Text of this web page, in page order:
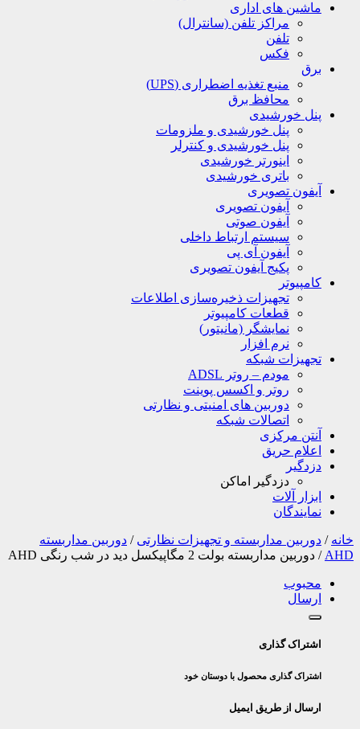
ماشین های اداری
مراکز تلفن (سانترال)
تلفن
فکس
برق
منبع تغذیه اضطراری (UPS)
محافظ برق
پنل خورشیدی
پنل خورشیدی و ملزومات
پنل خورشیدی و کنترلر
اینورتر خورشیدی
باتری خورشیدی
آیفون تصویری
آیفون تصویری
آیفون صوتی
سیستم ارتباط داخلی
آیفون آی پی
پکیج آیفون تصویری
کامپیوتر
تجهیزات ذخیره‌سازی اطلاعات
قطعات کامپیوتر
نمایشگر (مانیتور)
نرم افزار
تجهیزات شبکه
مودم – روتر ADSL
روتر و اکسس پوینت
دوربین های امنیتی و نظارتی
اتصالات شبکه
آنتن مرکزی
اعلام حریق
دزدگیر
دزدگیر اماکن
ابزار آلات
نمایندگان
خانه / دوربین مداربسته و تجهیزات نظارتی / دوربین مداربسته
AHD
/ دوربین مداربسته بولت 2 مگاپیکسل دید در شب رنگی AHD
محبوب
ارسال
اشتراک گذاری
اشتراک گذاری محصول با دوستان خود
ارسال از طریق ایمیل